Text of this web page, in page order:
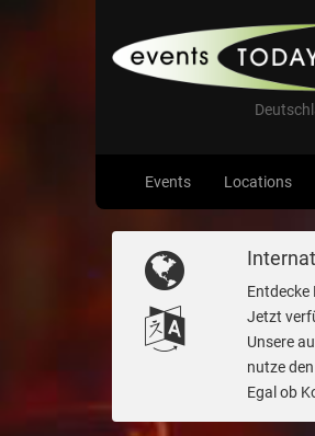
Events Locations
Jetzt
Unsere
nutze
Egal ob